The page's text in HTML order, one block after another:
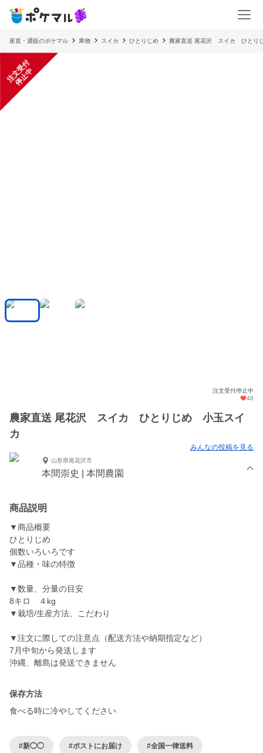
産直・通販のポケマル 果物 スイカ ひとりじめ 農家直送 尾花沢 スイカ ひとり
注
文
受
付
停
止
中
注文受付停止中
48
農家直送 尾花沢 スイカ ひとりじめ 小玉スイ
カ
みんなの投稿を見る
山形県尾花沢市
本間崇史 | 本間農園
商品説明
▼商品概要
ひとりじめ
個数いろいろです
▼品種・味の特徴
▼数量、分量の目安
8キロ ４kg
▼栽培/生産方法、こだわり
▼注文に際しての注意点（配送方法や納期指定など）
7月中旬から発送します
沖縄、離島は発送できません
保存方法
食べる時に冷やしてください
#新◯◯ #ポストにお届け #全国一律送料